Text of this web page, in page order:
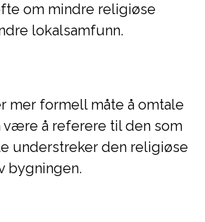
om mindre religiøse
lokalsamfunn.
mer formell måte å omtale
være å referere til den som
understreker den religiøse
bygningen.